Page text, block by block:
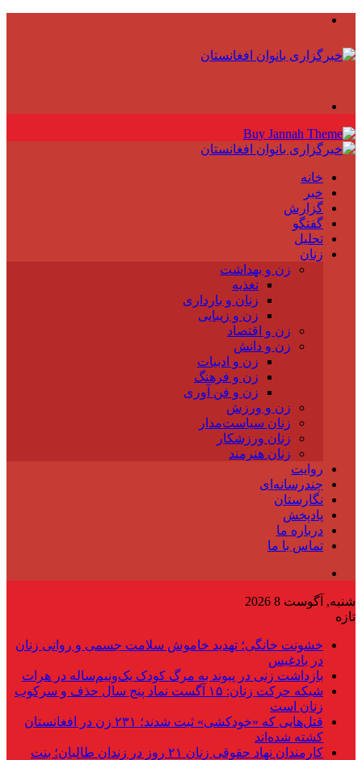
خانه
خبر
گزارش
گفتگو
تحلیل
زنان
زن و بهداشت
تغذیه
زنان و بارداری
زن و زیبایی
زن و اقتصاد
زن و دانش
زن و ادبیات
زن و فرهنگ
زن و فن آوری
زن و ورزش
زنان سیاست‌مدار
زنان ورزشکار
زنان هنرمند
روایت
چندرسانه‌ای
نگارستان
پادپخش
درباره ما
تماس با ما
شنبه, آگوست 8 2026
تازه
خشونت خانگی؛ تهدید خاموش سلامت جسمی و روانی زنان
در بادغیس
بازداشت زنی در پیوند به مرگ کودک یک‌ونیم‌ساله در هرات
شبکه حرکت زنان: ۱۵ آگست نماد پنج سال حذف و سرکوب
زنان است
قتل‌هایی که «خودکشی» ثبت شدند؛ ۲۳۱ زن در افغانستان
کشته شده‌اند
کارمندان نهاد حقوقی زنان ۲۱ روز در زندان طالبان؛ بنت